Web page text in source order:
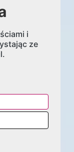
i
ze